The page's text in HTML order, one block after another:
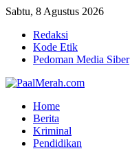
Sabtu, 8 Agustus 2026
Redaksi
Kode Etik
Pedoman Media Siber
Home
Berita
Kriminal
Pendidikan